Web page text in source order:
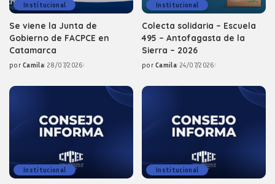
Institucional
Se viene la Junta de
Gobierno de FACPCE en
Catamarca
Posted
por Camila 28/07/2026
Institucional
Colecta solidaria – Escuela
495 – Antofagasta de la
Sierra – 2026
Posted
por Camila 24/07/2026
Institucional Institucional